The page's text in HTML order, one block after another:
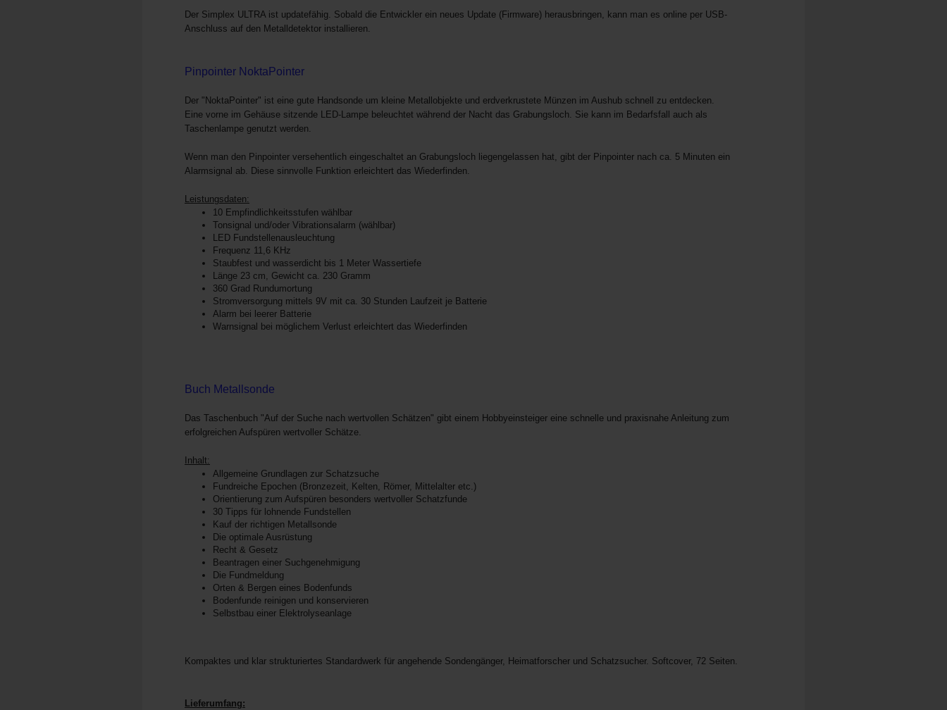
Der Simplex ULTRA ist updatefähig. Sobald die Entwickler ein neues Update (Firmware) herausbringen, kann man es online per USB-
Anschluss auf den Metalldetektor installieren.
Pinpointer NoktaPointer
Der "NoktaPointer" ist eine gute Handsonde um kleine Metallobjekte und erdverkrustete Münzen im Aushub schnell zu entdecken.
Eine vorne im Gehäuse sitzende LED-Lampe beleuchtet während der Nacht das Grabungsloch. Sie kann im Bedarfsfall auch als
Taschenlampe genutzt werden.
Wenn man den Pinpointer versehentlich eingeschaltet an Grabungsloch liegengelassen hat, gibt der Pinpointer nach ca. 5 Minuten ein
Alarmsignal ab. Diese sinnvolle Funktion erleichtert das Wiederfinden.
Leistungsdaten:
10 Empfindlichkeitsstufen wählbar
Tonsignal und/oder Vibrationsalarm (wählbar)
LED Fundstellenausleuchtung
Frequenz 11,6 KHz
Staubfest und wasserdicht bis 1 Meter Wassertiefe
Länge 23 cm, Gewicht ca. 230 Gramm
360 Grad Rundumortung
Stromversorgung mittels 9V mit ca. 30 Stunden Laufzeit je Batterie
Alarm bei leerer Batterie
Warnsignal bei möglichem Verlust erleichtert das Wiederfinden
Buch Metallsonde
Das Taschenbuch "Auf der Suche nach wertvollen Schätzen" gibt einem Hobbyeinsteiger eine schnelle und praxisnahe Anleitung zum
erfolgreichen Aufspüren wertvoller Schätze.
Inhalt:
Allgemeine Grundlagen zur Schatzsuche
Fundreiche Epochen (Bronzezeit, Kelten, Römer, Mittelalter etc.)
Orientierung zum Aufspüren besonders wertvoller Schatzfunde
30 Tipps für lohnende Fundstellen
Kauf der richtigen Metallsonde
Die optimale Ausrüstung
Recht & Gesetz
Beantragen einer Suchgenehmigung
Die Fundmeldung
Orten & Bergen eines Bodenfunds
Bodenfunde reinigen und konservieren
Selbstbau einer Elektrolyseanlage
Kompaktes und klar strukturiertes Standardwerk für angehende Sondengänger, Heimatforscher und Schatzsucher. Softcover, 72 Seiten.
Lieferumfang: